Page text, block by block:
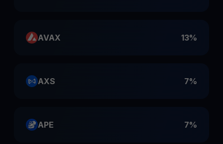
AVAX 13%
AXS 7%
APE 7%